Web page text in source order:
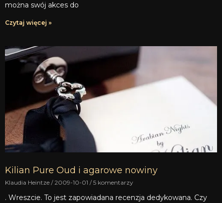
można swój akces do
Czytaj więcej »
Kilian Pure Oud i agarowe nowiny
Klaudia Heintze 2009-10-01 5 komentarzy
. Wreszcie. To jest zapowiadana recenzja dedykowana. Czy